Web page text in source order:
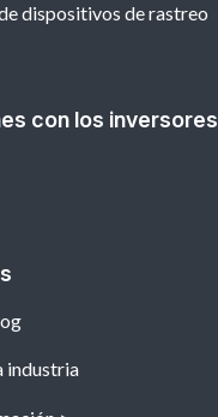
dispositivos de rastreo
con los inversores
industria